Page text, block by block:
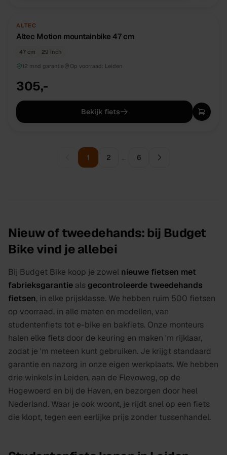
NIEUW
ALTEC
Altec Motion mountainbike 47 cm
47 cm
29 inch
12 mnd garantie
Op voorraad: Leiden
305,-
Bekijk fiets
1 2 … 6
Nieuw of tweedehands: bij Budget
Bike vind je allebei
Bij Budget Bike koop je zowel nieuwe fietsen met
fabrieksgarantie als gecontroleerde tweedehands
fietsen, in elke prijsklasse. We hebben ruim 500 fietsen
op voorraad, in alle maten en modellen, van
studentenfiets tot e-bike en bakfiets. Onze monteurs
halen elke fiets door de keuring en maken 'm rijklaar,
zodat je 'm meteen kunt gebruiken. Je krijgt standaard
garantie en nazorg in onze eigen werkplaats. We hebben
drie winkels in Leiden, aan de Flevoweg, op de
Hogewoerd en bij de Haven, en bezorgen door heel
Nederland. Waar je ook woont, je rijdt snel op een fiets
die klopt, tegen een eerlijke prijs zonder tussenhandel.